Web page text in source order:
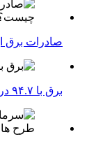
صادرات برق
برق با ۹۴.۷ درصد صدرنشین تورم تابستانی!